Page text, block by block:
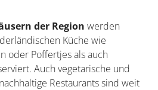
der Region werden
Küche wie
oder Poffertjes als auch
Auch vegetarische und
Restaurants sind weit